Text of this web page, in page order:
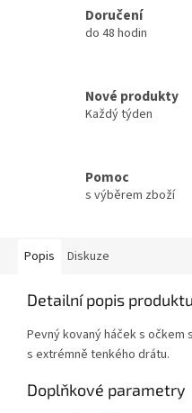
Doručení
do 48 hodin
Nové produkty
Každý týden
Pomoc
s výběrem zboží
Popis Diskuze
Detailní popis produktu
Pevný kovaný háček s
s extrémně tenkého drátu.
Doplňkové parametry